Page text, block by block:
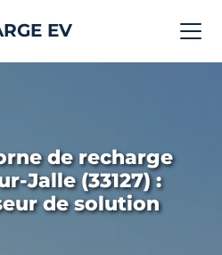
EV
de recharge
Jalle (33127) :
de solution